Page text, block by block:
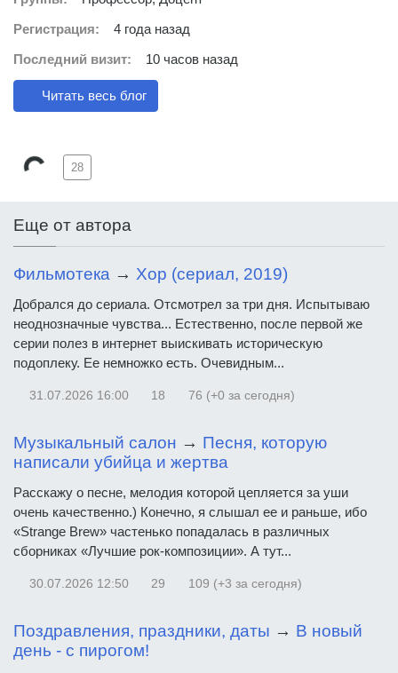
Регистрация:
4 года назад
Последний визит:
10 часов назад
Читать весь блог
28
Еще от автора
Фильмотека → Хор (сериал, 2019)
Добрался до сериала. Отсмотрел за три дня. Испытываю
неоднозначные чувства... Естественно, после первой же
серии полез в интернет выискивать историческую
подоплеку. Ее немножко есть. Очевидным...
31.07.2026 16:00 18 76 (+0 за сегодня)
Музыкальный салон → Песня, которую
написали убийца и жертва
Расскажу о песне, мелодия которой цепляется за уши
очень качественно.) Конечно, я слышал ее и раньше, ибо
«Strange Brew» частенько попадалась в различных
сборниках «Лучшие рок-композиции». А тут...
30.07.2026 12:50 29 109 (+3 за сегодня)
Поздравления, праздники, даты → В новый
день - с пирогом!